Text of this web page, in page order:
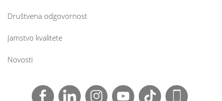
Društvena odgovornost
Jamstvo kvalitete
Novosti